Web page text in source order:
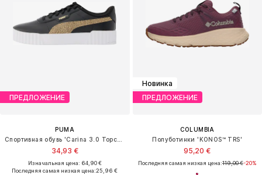
ПРЕДЛОЖЕНИЕ
PUMA
34,93 €
Изначальная цена: 64,90 €
Последняя самая низкая цена:25,96 €
Новинка
ПРЕДЛОЖЕНИЕ
COLUMBIA
Полуботинки 'KONOS™ TRS'
95,20 €
Последняя самая низкая цена:119,00 €-20%